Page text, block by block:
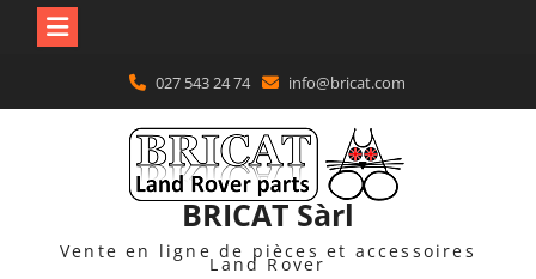
content
027 543 24 74 info@bricat.com
BRICAT Sàrl
Vente en ligne de pièces et accessoires
Land Rover